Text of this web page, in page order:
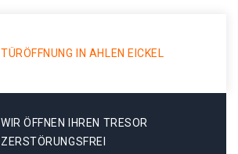
TÜRÖFFNUNG IN AHLEN EICKEL
WIR ÖFFNEN IHREN TRESOR
ZERSTÖRUNGSFREI